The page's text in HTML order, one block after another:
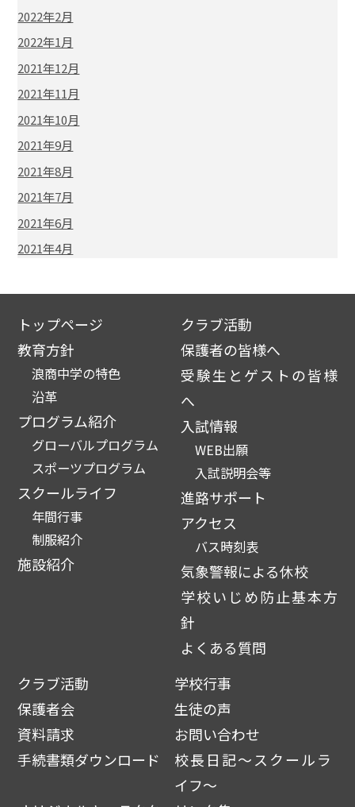
2022年2月
2022年1月
2021年12月
2021年11月
2021年10月
2021年9月
2021年8月
2021年7月
2021年6月
2021年4月
トップページ
教育方針
浪商中学の特色
沿革
プログラム紹介
グローバルプログラム
スポーツプログラム
スクールライフ
年間行事
制服紹介
施設紹介
クラブ活動
保護者の皆様へ
受験生とゲストの皆様
へ
入試情報
WEB出願
入試説明会等
進路サポート
アクセス
バス時刻表
気象警報による休校
学校いじめ防止基本方
針
よくある質問
クラブ活動
学校行事
保護者会
生徒の声
資料請求
お問い合わせ
手続書類ダウンロード
校長日記～スクールラ
イフ～